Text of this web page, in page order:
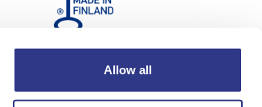
Allow all